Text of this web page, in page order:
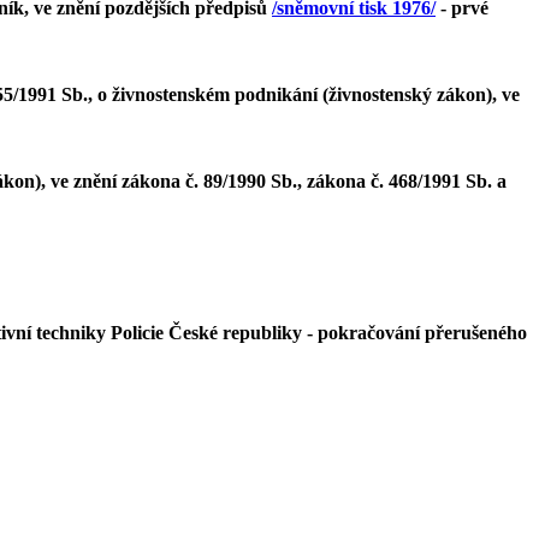
ve znění pozdějších předpisů /sněmovní tisk 1976/- prvé
Sb., o živnostenském podnikání (živnostenský zákon), ve
ve znění zákona č. 89/1990 Sb., zákona č. 468/1991 Sb. a
techniky Policie České republiky - pokračování přerušeného